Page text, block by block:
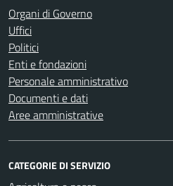
Organi di Governo
Uffici
Politici
Enti e fondazioni
Personale amministrativo
Documenti e dati
Aree amministrative
CATEGORIE DI SERVIZIO